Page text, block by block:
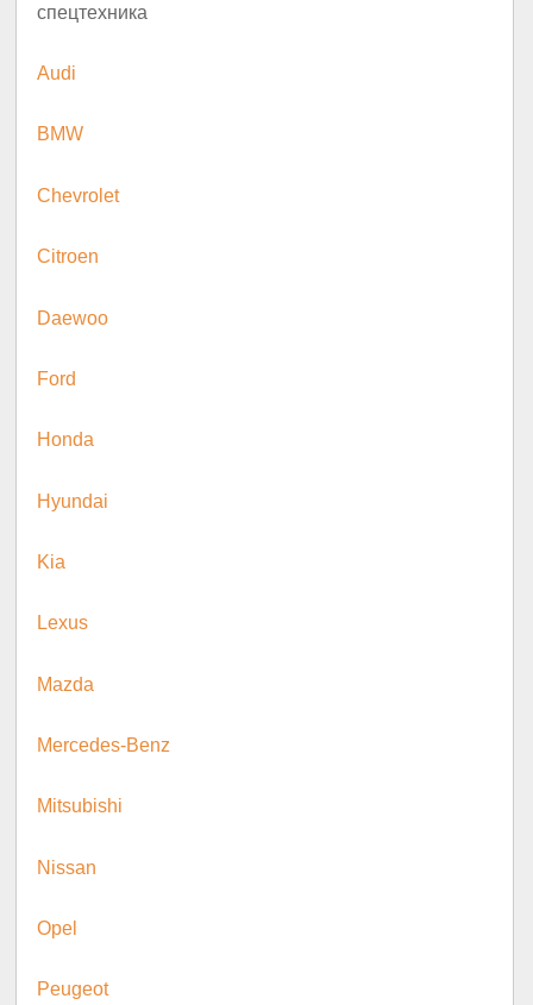
спецтехника
Audi
BMW
Chevrolet
Citroen
Daewoo
Ford
Honda
Hyundai
Kia
Lexus
Mazda
Mercedes-Benz
Mitsubishi
Nissan
Opel
Peugeot